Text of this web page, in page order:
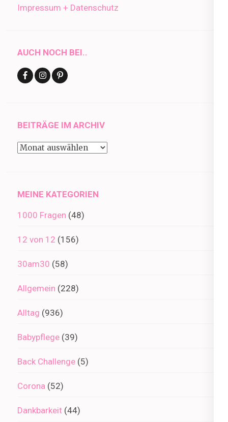
Impressum + Datenschutz
AUCH NOCH BEI..
BEITRÄGE IM ARCHIV
Beiträge
MEINE KATEGORIEN
1000 Fragen (48)
12 von 12 (156)
30am30 (58)
Allgemein (228)
Alltag (936)
Babypflege (39)
Back Challenge (5)
Corona (52)
Dankbarkeit (44)